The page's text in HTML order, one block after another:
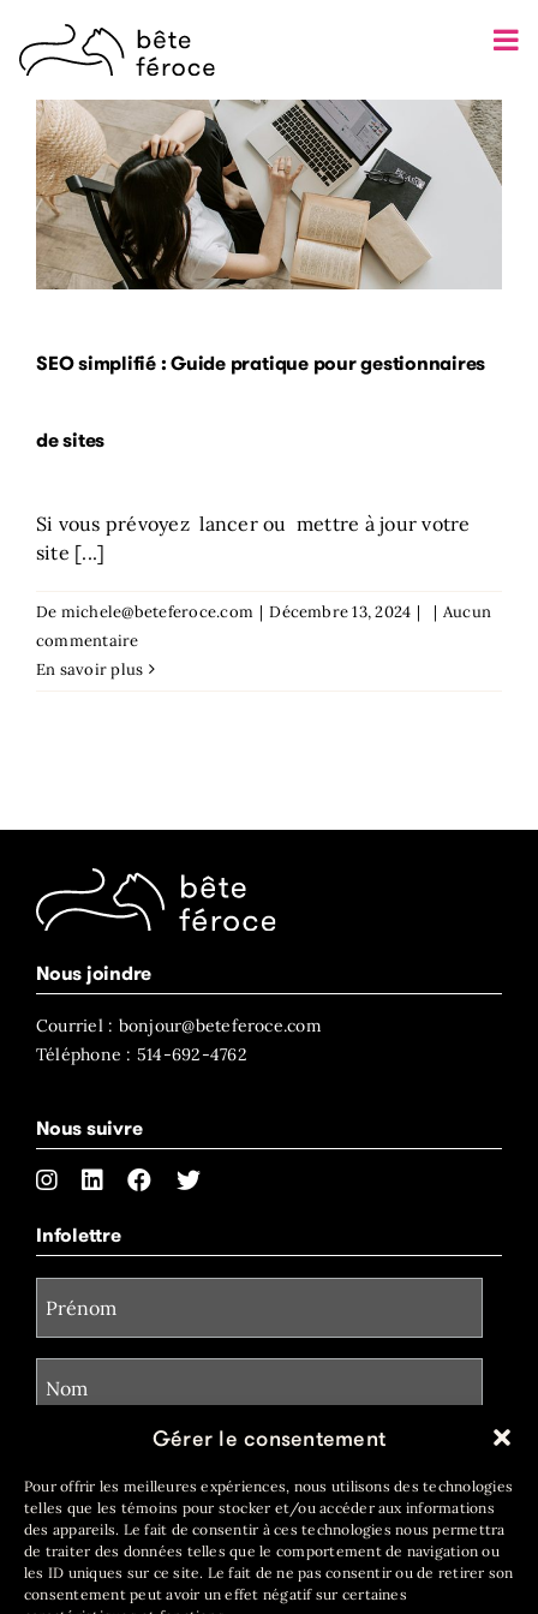
Gérer le consentement
Pour offrir les meilleures expériences, nous utilisons des technologies
telles que les témoins pour stocker et/ou accéder aux informations
des appareils. Le fait de consentir à ces technologies nous permettra
de traiter des données telles que le comportement de navigation ou
les ID uniques sur ce site. Le fait de ne pas consentir ou de retirer son
consentement peut avoir un effet négatif sur certaines
content
SEO simplifié : Guide pratique pour gestionnaires
de sites
Si vous prévoyez lancer ou mettre à jour votre
site [...]
De michele@beteferoce.com | Décembre 13, 2024 | | Aucun
commentaire
En savoir plus
Nous joindre
Courriel : bonjour@beteferoce.com
Téléphone : 514-692-4762
Nous suivre
Infolettre